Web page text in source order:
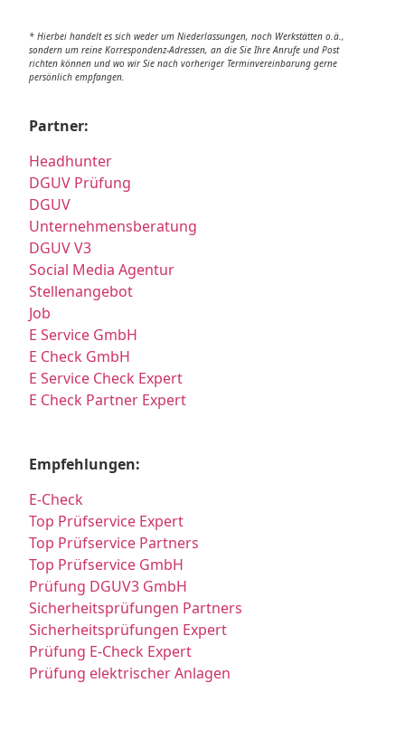
* Hierbei handelt es sich weder um Niederlassungen, noch Werkstätten o.ä.,
sondern um reine Korrespondenz-Adressen, an die Sie Ihre Anrufe und Post
richten können und wo wir Sie nach vorheriger Terminvereinbarung gerne
persönlich empfangen.
Partner:
Headhunter
DGUV Prüfung
DGUV
Unternehmensberatung
DGUV V3
Social Media Agentur
Stellenangebot
Job
E Service GmbH
E Check GmbH
E Service Check Expert
E Check Partner Expert
Empfehlungen:
E-Check
Top Prüfservice Expert
Top Prüfservice Partners
Top Prüfservice GmbH
Prüfung DGUV3 GmbH
Sicherheitsprüfungen Partners
Sicherheitsprüfungen Expert
Prüfung E-Check Expert
Prüfung elektrischer Anlagen